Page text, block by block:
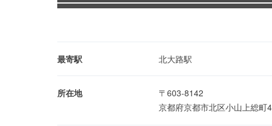
最寄駅 北大路駅
所在地
〒603-8142
京都府京都市北区小山上総